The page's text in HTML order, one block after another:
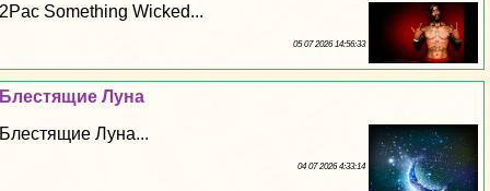
2Pac Something Wicked...
05 07 2026 14:56:33
Блестящие Луна
Блестящие Луна...
04 07 2026 4:33:14